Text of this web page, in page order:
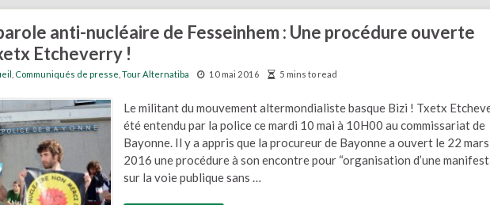
anti-nucléaire de Fesseinhem : Une procédure ouverte
Etcheverry !
Communiqués de presse Tour Alternatiba 10 mai 2016 5 mins to read
Le militant du mouvement altermondialiste basque Bizi ! Txetx
été entendu par la police ce mardi 10 mai à 10H00 au commissariat de
Bayonne. Il y a appris que la procureur de Bayonne a ouvert le 22 mars
2016 une procédure à son encontre pour “organisation d’une
sur la voie publique sans …